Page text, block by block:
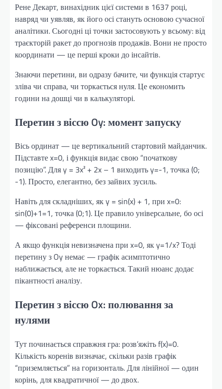
Рене Декарт, винахідник цієї системи в 1637 році,
навряд чи уявляв, як його осі стануть основою сучасної
аналітики. Сьогодні ці точки застосовують у всьому: від
траєкторій ракет до прогнозів продажів. Вони не просто
координати — це перші кроки до інсайтів.
Знаючи перетини, ви одразу бачите, чи функція стартує
зліва чи справа, чи торкається нуля. Це економить
години на дошці чи в калькуляторі.
Перетин з віссю Oy: момент запуску
Вісь ординат — це вертикальний стартовий майданчик.
Підставте x=0, і функція видає свою “початкову
позицію”. Для y = 3x² + 2x – 1 виходить y=-1, точка (0;
-1). Просто, елегантно, без зайвих зусиль.
Навіть для складніших, як y = sin(x) + 1, при x=0:
sin(0)+1=1, точка (0;1). Це правило універсальне, бо осі
— фіксовані референси площини.
А якщо функція невизначена при x=0, як y=1/x? Тоді
перетину з Oy немає — графік асимптотично
наближається, але не торкається. Такий нюанс додає
пікантності аналізу.
Перетин з віссю Ox: полювання за
нулями
Тут починається справжня гра: розв’яжіть f(x)=0.
Кількість коренів визначає, скільки разів графік
“приземляється” на горизонталь. Для лінійної — один
корінь, для квадратичної — до двох.